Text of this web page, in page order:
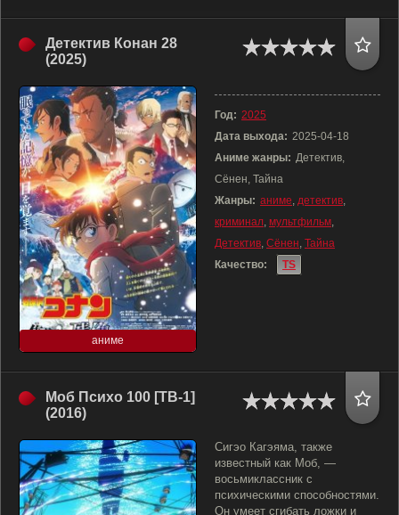
Детектив Конан 28
(2025)
аниме
Год: 2025
Дата выхода: 2025-04-18
Аниме жанры: Детектив,
Сёнен, Тайна
Жанры: аниме, детектив,
криминал, мультфильм,
Детектив, Сёнен, Тайна
Качество:
TS
Моб Психо 100 [ТВ-1]
(2016)
Сигэо Кагэяма, также
известный как Моб, —
восьмиклассник с
психическими способностями.
Он умеет сгибать ложки и